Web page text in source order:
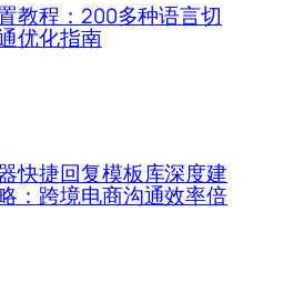
教程：200多种语言切
优化指南
快捷回复模板库深度建
：跨境电商沟通效率倍